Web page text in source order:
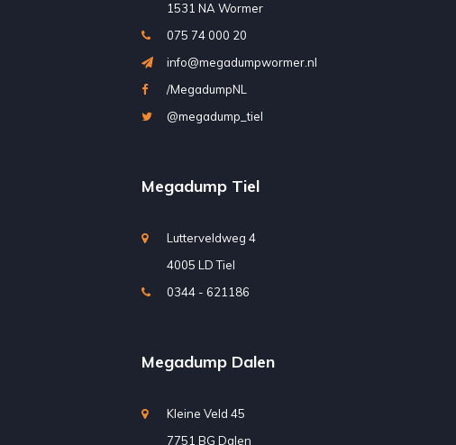
1531 NA Wormer
075 74 000 20
info@megadumpwormer.nl
/MegadumpNL
@megadump_tiel
Megadump Tiel
Lutterveldweg 4
4005 LD Tiel
0344 - 621186
Megadump Dalen
Kleine Veld 45
7751 BG Dalen